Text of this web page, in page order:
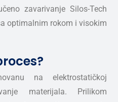
zavarivanje Silos-Tech
optimalnim rokom i visokim
na elektrostatičkoj
materijala. Prilikom